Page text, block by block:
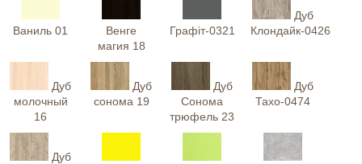
Ваниль 01
Венге
магия 18
Графіт-0321
Дуб
Клондайк-0426
Дуб
молочный
16
Дуб
сонома 19
Дуб
Сонома
трюфель 23
Дуб
Тахо-0474
Дуб